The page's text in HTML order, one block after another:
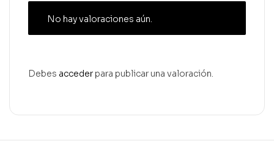
No hay valoraciones aún.
Debes acceder para publicar una valoración.